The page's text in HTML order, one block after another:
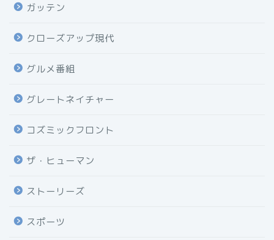
ガッテン
クローズアップ現代
グルメ番組
グレートネイチャー
コズミックフロント
ザ・ヒューマン
ストーリーズ
スポーツ